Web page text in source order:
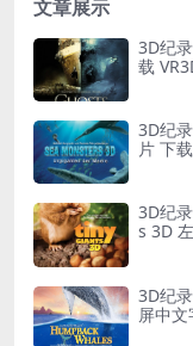
文章展示
3D纪
载
3D纪
片 下
3D纪
s 3D
3D纪
屏中